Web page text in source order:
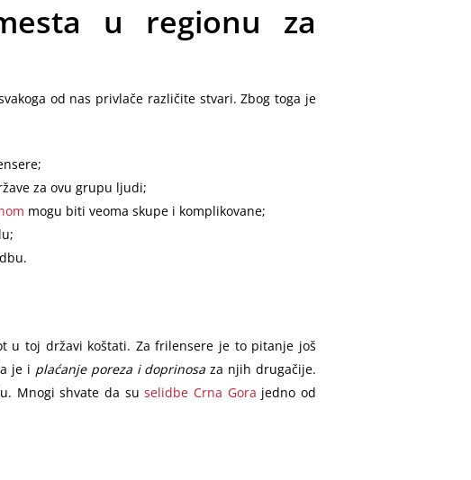
u regionu za
od nas privlače različite stvari. Zbog toga je
za ovu grupu ljudi;
mogu biti veoma skupe i komplikovane;
u toj državi koštati. Za frilensere je to pitanje još
je i plaćanje poreza i doprinosa za njih drugačije.
Mnogi shvate da suselidbe Crna Gora jedno od